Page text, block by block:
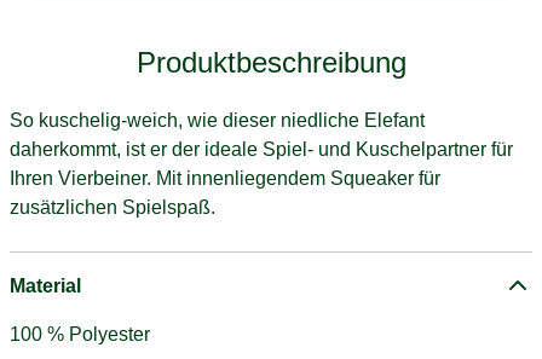
Produktbeschreibung
So kuschelig-weich, wie dieser niedliche Elefant
daherkommt, ist er der ideale Spiel- und Kuschelpartner für
Ihren Vierbeiner. Mit innenliegendem Squeaker für
zusätzlichen Spielspaß.
Material
100 % Polyester